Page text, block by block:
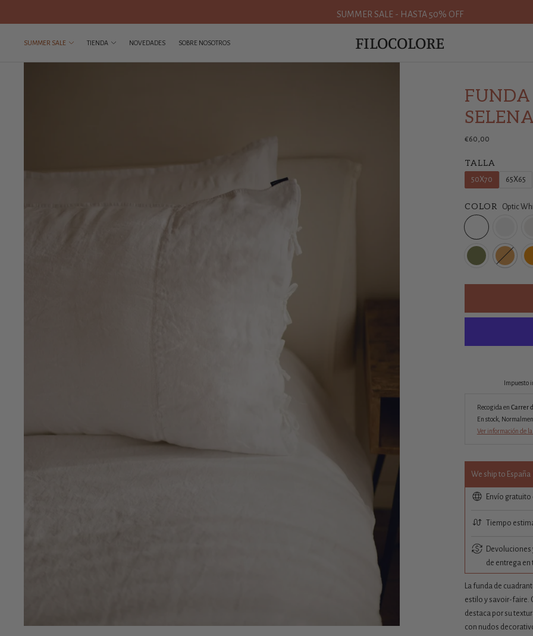
SUMMER SALE - HASTA 50% OFF
SUMMER SALE TIENDA NOVEDADES SOBRE NOSOTROS FILOCOLORE
SELENA
€60,00
TALLA
50X70 65X65
COLOR Optic
Impuesto
Recogida en Carrer
En stock,
Ver información de
We ship to España
Envío gratuito
Tiempo
Devoluciones
de entrega
La funda de
estilo y savoir-faire.
destaca por su
con nudos